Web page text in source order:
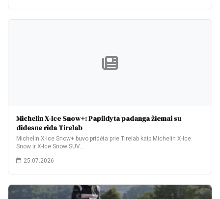
Michelin X-Ice Snow+: Papildyta padanga žiemai su
didesne rida Tirelab
Michelin X-Ice Snow+ buvo pridėta prie Tirelab kaip Michelin X-Ice
Snow ir X-Ice Snow SUV…
25.07.2026